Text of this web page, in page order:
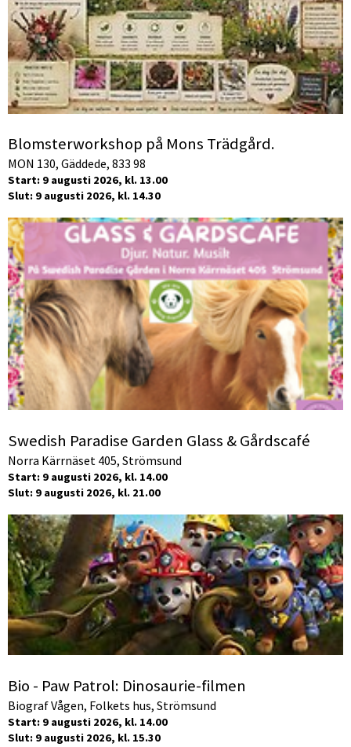
Blomsterworkshop på Mons Trädgård.
MON 130, Gäddede, 833 98
Start: 9 augusti 2026, kl. 13.00
Slut: 9 augusti 2026, kl. 14.30
Swedish Paradise Garden Glass & Gårdscafé
Norra Kärrnäset 405, Strömsund
Start: 9 augusti 2026, kl. 14.00
Slut: 9 augusti 2026, kl. 21.00
Bio - Paw Patrol: Dinosaurie-filmen
Biograf Vågen, Folkets hus, Strömsund
Start: 9 augusti 2026, kl. 14.00
Slut: 9 augusti 2026, kl. 15.30